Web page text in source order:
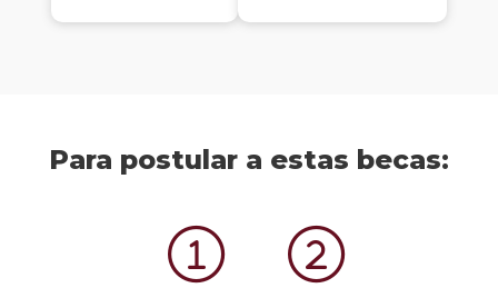
Para postular a estas becas: